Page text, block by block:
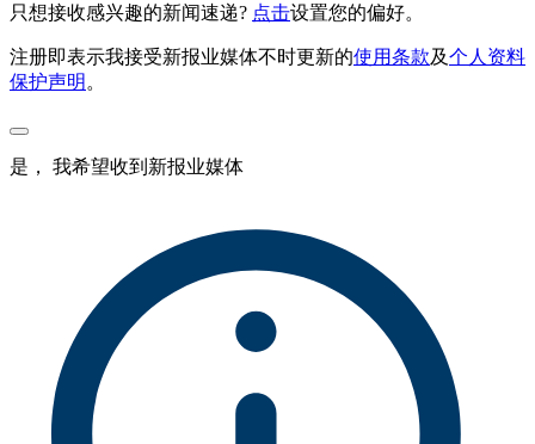
只想接收感兴趣的新闻速递? 点击设置您的偏好。
注册即表示我接受新报业媒体不时更新的使用条款及个人资料
保护声明 。
是， 我希望收到新报业媒体